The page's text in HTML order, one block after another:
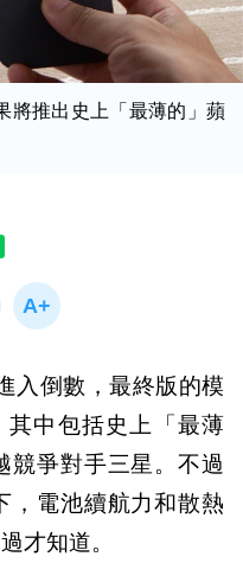
將推出史上「最薄的」蘋
入倒數，最終版的模
中包括史上「最薄
競爭對手三星。不過
，電池續航力和散熱
才知道。